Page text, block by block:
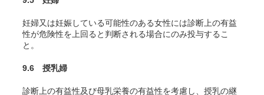
妊婦又は妊娠している可能性のある女性には診断上の有益
性が危険性を上回ると判断される場合にのみ投与するこ
と。
9.6 授乳婦
診断上の有益性及び母乳栄養の有益性を考慮し、授乳の継